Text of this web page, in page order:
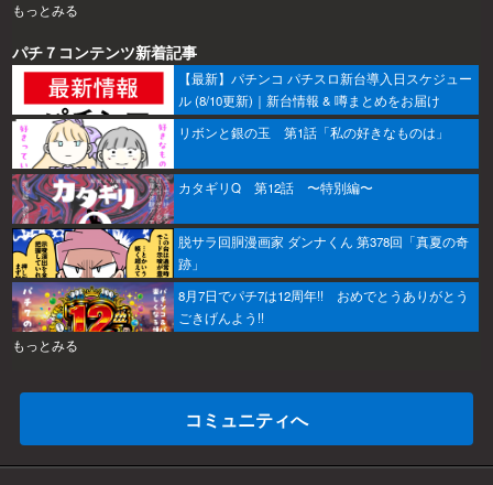
もっとみる
パチ７コンテンツ新着記事
【最新】パチンコ パチスロ新台導入日スケジュー
ル (8/10更新)｜新台情報 & 噂まとめをお届け
リボンと銀の玉 第1話「私の好きなものは」
カタギリQ 第12話 〜特別編〜
脱サラ回胴漫画家 ダンナくん 第378回「真夏の奇
跡」
8月7日でパチ7は12周年!! おめでとうありがとう
ごきげんよう!!
もっとみる
コミュニティへ